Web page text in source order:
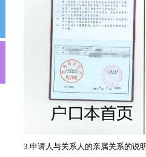
3.申请人与关系人的亲属关系的说